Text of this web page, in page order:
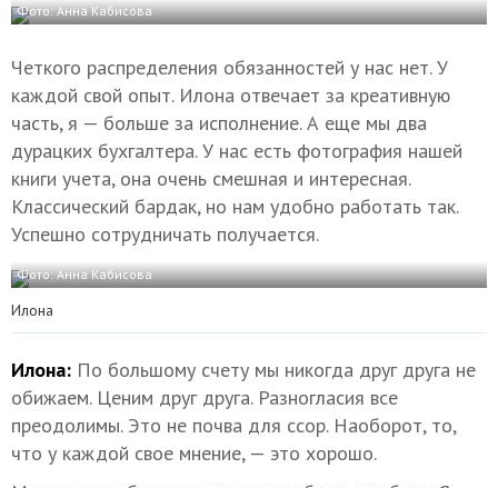
Фото: Анна Кабисова
Четкого распределения обязанностей у нас нет. У
каждой свой опыт. Илона отвечает за креативную
часть, я — больше за исполнение. А еще мы два
дурацких бухгалтера. У нас есть фотография нашей
книги учета, она очень смешная и интересная.
Классический бардак, но нам удобно работать так.
Успешно сотрудничать получается.
Фото: Анна Кабисова
Илона
Илона: По большому счету мы никогда друг друга не
обижаем. Ценим друг друга. Разногласия все
преодолимы. Это не почва для ссор. Наоборот, то,
что у каждой свое мнение, — это хорошо.